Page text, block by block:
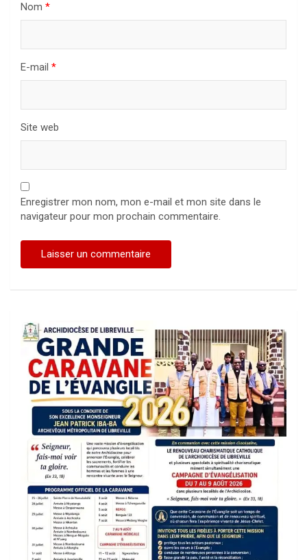
Nom *
E-mail *
Site web
Enregistrer mon nom, mon e-mail et mon site dans le
navigateur pour mon prochain commentaire.